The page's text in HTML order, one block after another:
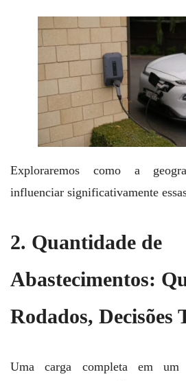
Exploraremos como a
influenciar significativamente
2. Quantidade de
Abastecimentos:
Rodados, Decisões
Uma carga completa em um